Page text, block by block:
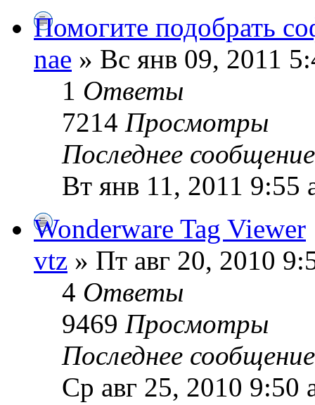
Помогите подобрать
nae » Вс янв 09, 2011
1 Ответы
7214 Просмотры
Последнее
Вт янв 11, 2011 9:55
Wonderware Tag Viewer
vtz » Пт авг 20, 2010
4 Ответы
9469 Просмотры
Последнее
Ср авг 25, 2010 9:50